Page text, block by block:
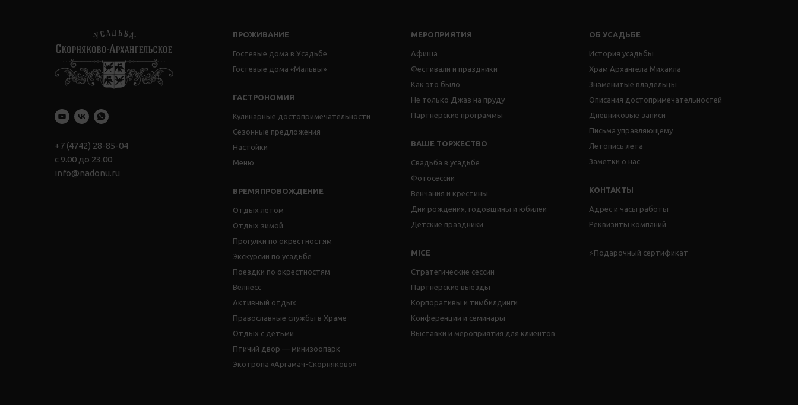
+7 (4742) 28-85-04
с 9.00 до 23.00
info@nadonu.ru
ПРОЖИВАНИЕ
Гостевые дома в Усадьбе
Гостевые дома «Мальвы»
ГАСТРОНОМИЯ
Кулинарные достопри­мечательности
Сезонные предложения
Настойки
Меню
ВРЕМЯПРОВОЖДЕНИЕ
Отдых летом
Отдых зимой
Прогулки по окрестностям
Экскурсии по усадьбе
Поездки по окрестностям
Велнесс
Активный отдых
Православные службы в Храме
Отдых с детьми
Птичий двор — минизоопарк
Экотропа «Аргамач-Скорняково»
МЕРОПРИЯТИЯ
Афиша
Фестивали и праздники
Как это было
Не только Джаз на пруду
Партнерские программы
ВАШЕ ТОРЖЕСТВО
Свадьба в усадьбе
Фотосессии
Венчания и крестины
Дни рождения, годовщины и юбилеи
Детские праздники
MICE
Стратегические сессии
Партнерские выезды
Корпоративы и тимбилдинги
Конференции и семинары
Выставки и мероприятия для клиентов
ОБ УСАДЬБЕ
История усадьбы
Храм Архангела Михаила
Знаменитые владельцы
Описания достопримечательностей
Дневниковые записи
Письма управляющему
Летопись лета
Заметки о нас
КОНТАКТЫ
Адрес и часы работы
Реквизиты компаний
⚡Подарочный сертификат